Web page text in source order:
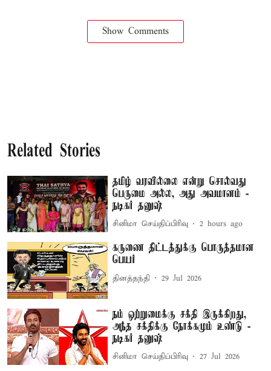
Show Comments
Related Stories
தமிழ் வரவில்லை என்று சொல்வது
பெருமை அல்ல, அது அவமானம் -
நடிகர் தனுஷ்
சினிமா செய்திப்பிரிவு 2 hours ago
கருணை திட்டத்துக்கு பொருத்தமான
பெயர்
தினத்தந்தி 29 Jul 2026
நம் ஒற்றுமைக்கு சக்தி இருக்கிறது,
அந்த சக்திக்கு நோக்கமும் உண்டு -
நடிகர் தனுஷ்
சினிமா செய்திப்பிரிவு 27 Jul 2026